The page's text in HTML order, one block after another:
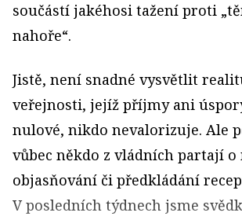
součástí jakéhosi tažení proti
nahoře“.
Jistě, není snadné vysvětlit
veřejnosti, jejíž příjmy ani
nulové, nikdo nevalorizuje. Ale
vůbec někdo z vládních partají o
objasňování či předkládání
V posledních týdnech jsme